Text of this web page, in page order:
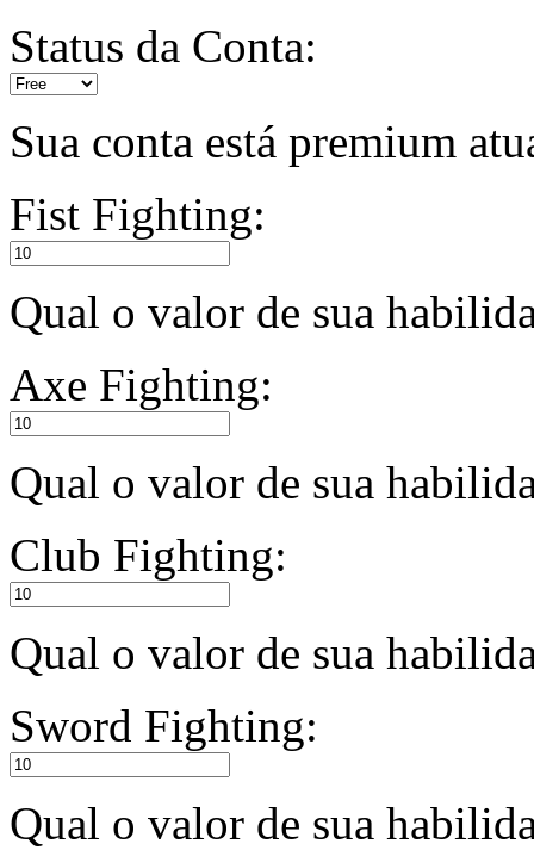
Status da Conta:
Sua conta está premium
Fist Fighting:
Qual o valor de sua
Axe Fighting:
Qual o valor de sua
Club Fighting:
Qual o valor de sua
Sword Fighting:
Qual o valor de sua